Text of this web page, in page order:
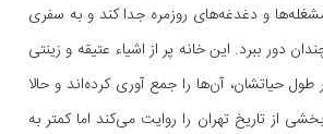
و دغدغه‌های روزمره جدا کند و به سفری
دور ببرد. این خانه پر از اشیاء عتیقه و زینتی
حیاتشان، آن‌ها را جمع آوری کرده‌اند و حالا
از تاریخ تهران را روایت می‌کند اما کمتر به